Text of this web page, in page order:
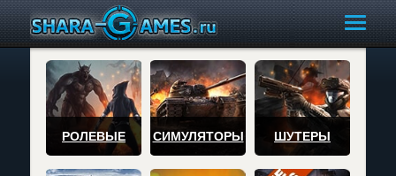
РОЛЕВЫЕ СИМУЛЯТОРЫ ШУТЕРЫ